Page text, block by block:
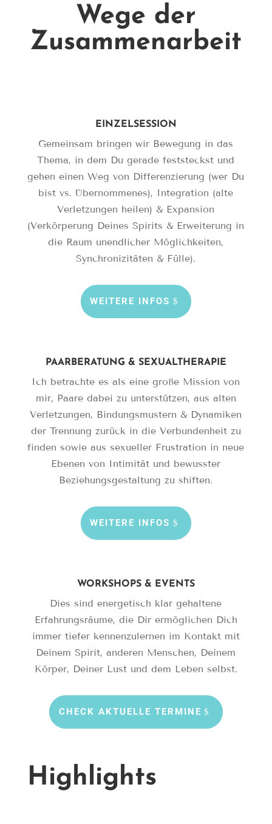
Wege der
Zusammenarbeit
EINZELSESSION
Gemeinsam bringen wir Bewegung in das
Thema, in dem Du gerade feststeckst und
gehen einen Weg von Differenzierung (wer Du
bist vs. Übernommenes), Integration (alte
Verletzungen heilen) & Expansion
(Verkörperung Deines Spirits & Erweiterung in
die Raum unendlicher Möglichkeiten,
Synchronizitäten & Fülle).
WEITERE INFOS
PAARBERATUNG & SEXUALTHERAPIE
Ich betrachte es als eine große Mission von
mir, Paare dabei zu unterstützen, aus alten
Verletzungen, Bindungsmustern & Dynamiken
der Trennung zurück in die Verbundenheit zu
finden sowie aus sexueller Frustration in neue
Ebenen von Intimität und bewusster
Beziehungsgestaltung zu shiften.
WEITERE INFOS
WORKSHOPS & EVENTS
Dies sind energetisch klar gehaltene
Erfahrungsräume, die Dir ermöglichen Dich
immer tiefer kennenzulernen im Kontakt mit
Deinem Spirit, anderen Menschen, Deinem
Körper, Deiner Lust und dem Leben selbst.
CHECK AKTUELLE TERMINE
Highlights